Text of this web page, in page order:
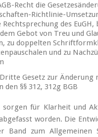
Recht die
Richtlinie-
des
Gebot von Treu und
zu doppelten
und zu
Gesetz zur
§§ 312, 312g BGB
sorgen für Klarheit und
worden. Die
Band zum Allgemeinen